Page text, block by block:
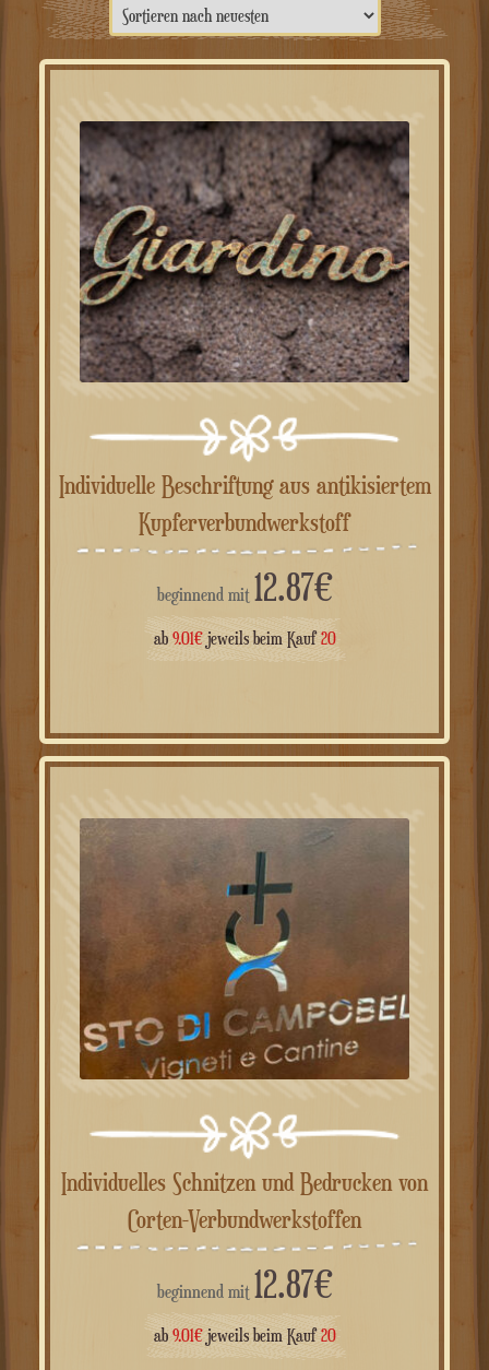
sortiert
Individuelle Beschriftung aus antikisiertem
Kupferverbundwerkstoff
beginnend mit 12.87€
ab 9.01€jeweils beim Kauf20
Individuelles Schnitzen und Bedrucken von
Corten-Verbundwerkstoffen
beginnend mit 12.87€
ab 9.01€jeweils beim Kauf20